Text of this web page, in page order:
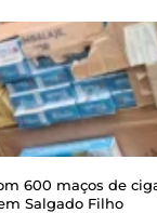
600 maços de
Salgado Filho